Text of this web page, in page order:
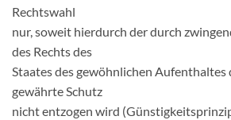
Rechtswahl
nur, soweit hierdurch der durch
des Rechts des
Staates des gewöhnlichen Aufenthaltes
gewährte Schutz
nicht entzogen wird